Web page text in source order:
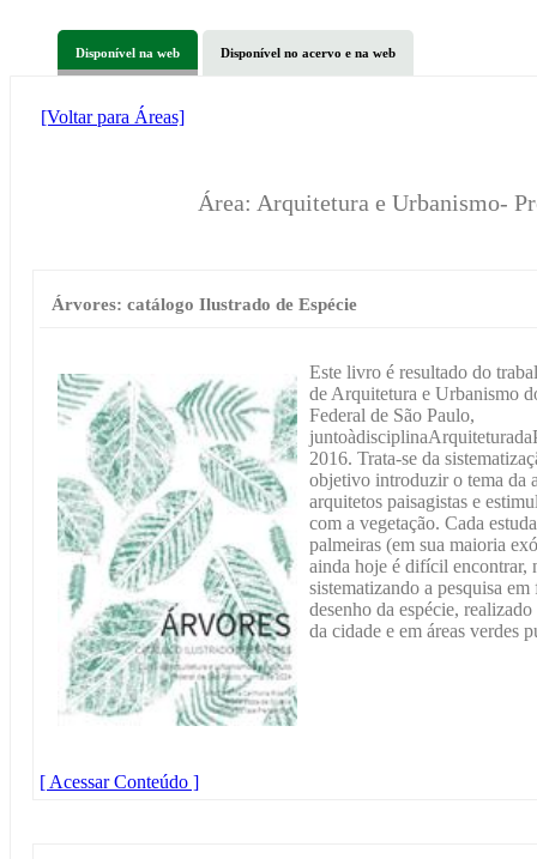
Disponível na web Disponível no acervo e na web
[Voltar para Áreas]
Área: Arquitetura e Urbanismo-
Árvores: catálogo Ilustrado de Espécie
Este livro é resultado do
de Arquitetura e Urbanismo
Federal de São Paulo,
2016. Trata-se da
objetivo introduzir o tema da
arquitetos paisagistas e
com a vegetação. Cada
palmeiras (em sua maioria
ainda hoje é difícil encontrar,
sistematizando a pesquisa
desenho da espécie,
da cidade e em áreas verdes
[ Acessar Conteúdo ]